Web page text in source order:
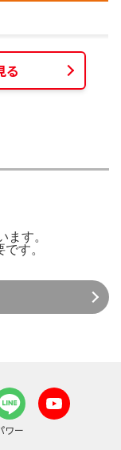
る
ます。
す。
ワー